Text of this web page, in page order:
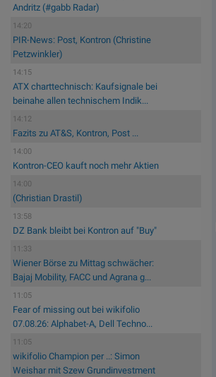
Andritz (#gabb Radar)
14:20
PIR-News: Post, Kontron (Christine
Petzwinkler)
14:15
ATX charttechnisch: Kaufsignale bei
beinahe allen technischem Indik...
14:12
Fazits zu AT&S, Kontron, Post ...
14:00
Kontron-CEO kauft noch mehr Aktien
14:00
(Christian Drastil)
13:58
DZ Bank bleibt bei Kontron auf "Buy"
11:33
Wiener Börse zu Mittag schwächer:
Bajaj Mobility, FACC und Agrana g...
11:05
Fear of missing out bei wikifolio
07.08.26: Alphabet-A, Dell Techno...
11:05
wikifolio Champion per ..: Simon
Weishar mit Szew Grundinvestment